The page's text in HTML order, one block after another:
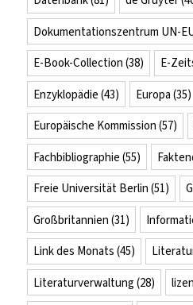
Dokumentationszentrum UN-
E-Book-Collection (38) E-
Enzyklopädie (43) Europa (35)
Europäische Kommission (57)
Fachbibliographie (55)
Freie Universität Berlin (51)
Großbritannien (31)
Link des Monats (45)
Literaturverwaltung (28)